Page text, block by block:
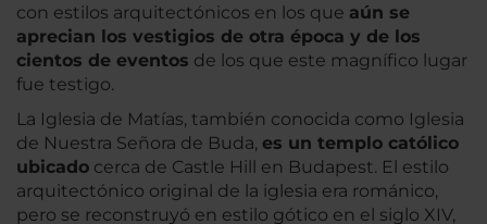
con estilos arquitectónicos en los que aún se
aprecian los vestigios de otra época y de los
cientos de eventos de los que este magnífico lugar
fue testigo.
La Iglesia de Matías, también conocida como Iglesia
de Nuestra Señora de Buda, es un templo católico
ubicado cerca de Castle Hill en Budapest. El estilo
arquitectónico original de la iglesia era románico,
pero se reconstruyó en estilo gótico en el siglo XIV,